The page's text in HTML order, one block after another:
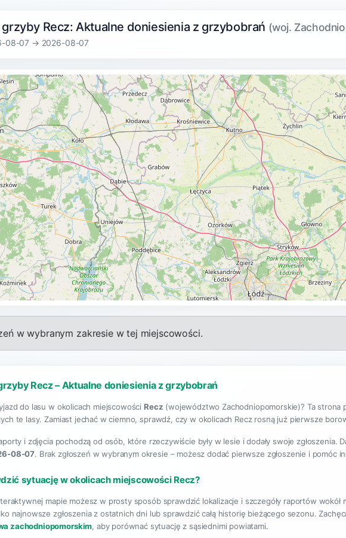
grzyby Recz: Aktualne doniesienia z grzybobrań (woj.
08-07 → 2026-08-07
w wybranym zakresie w tej miejscowości.
Recz – Aktualne doniesienia z grzybobrań
do lasu w okolicach miejscowości Recz (województwo Zachodniopomorskie)? Ta strona
te lasy. Zamiast jechać w ciemno, sprawdź, czy w okolicach Recz rosną już pierwsze
i zdjęcia pochodzą od osób, które rzeczywiście były w lesie i dodały swoje zgłoszenia.
08-07. Brak zgłoszeń w wybranym okresie – możesz dodać pierwsze zgłoszenie i pomóc
sytuację w okolicach miejscowości Recz?
mapie możesz w prosty sposób sprawdzić lokalizacje i szczegóły raportów
najnowsze zgłoszenia z ostatnich dni lub sprawdzić całą historię bieżącego sezonu.
zachodniopomorskim, aby porównać sytuację z sąsiednimi powiatami.